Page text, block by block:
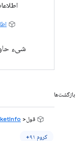
شیء
بازگشت‌ها
قول<
کروم ۹۱+